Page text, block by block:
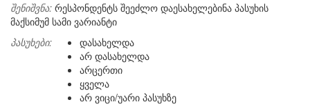
შენიშვნა: რესპონდენტს შეეძლო დაესახელებინა პასუხის
მაქსიმუმ სამი ვარიანტი
პასუხები:
დასახელდა
არ დასახელდა
არცერთი
ყველა
არ ვიცი/უარი პასუხზე